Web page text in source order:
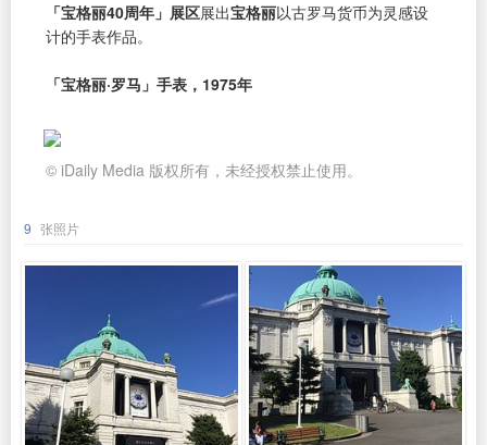
「宝格丽40周年」展区展出宝格丽以古罗马货币为灵感设
计的手表作品。
「宝格丽·罗马」手表，1975年
© iDaily Media 版权所有，未经授权禁止使用。
9 张照片